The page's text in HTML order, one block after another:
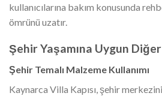
kullanıcılarına bakım konusunda
ömrünü uzatır.
Şehir Yaşamına Uygun
Şehir Temalı Malzeme Kullanımı
Kaynarca Villa Kapısı, şehir